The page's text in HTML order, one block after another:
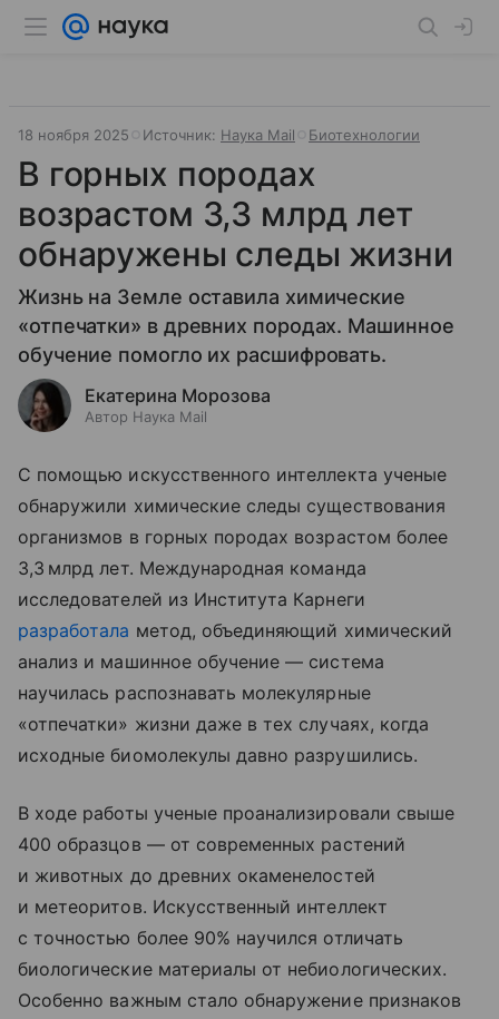
18 ноября 2025 Источник: Наука Mail Биотехнологии
В горных породах
возрастом 3,3 млрд лет
обнаружены следы жизни
Жизнь на Земле оставила химические
«отпечатки» в древних породах. Машинное
обучение помогло их расшифровать.
Екатерина Морозова
Автор Наука Mail
С помощью искусственного интеллекта ученые
обнаружили химические следы существования
организмов в горных породах возрастом более
3,3 млрд лет. Международная команда
исследователей из Института Карнеги
разработала метод, объединяющий химический
анализ и машинное обучение — система
научилась распознавать молекулярные
«отпечатки» жизни даже в тех случаях, когда
исходные биомолекулы давно разрушились.
В ходе работы ученые проанализировали свыше
400 образцов — от современных растений
и животных до древних окаменелостей
и метеоритов. Искусственный интеллект
с точностью более 90% научился отличать
биологические материалы от небиологических.
Особенно важным стало обнаружение признаков